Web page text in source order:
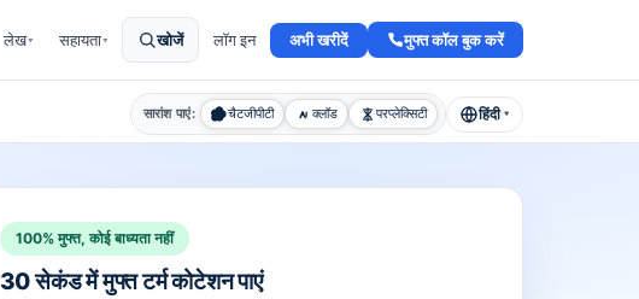
लेख▾ सहायता▾ खोजें लॉग इन अभी खरीदें मुफ्त कॉल बुक करें
सारांश पाएं: चैटजीपीटी क्लॉड परप्लेक्सिटी हिंदी ▾
100% मुफ्त, कोई बाध्यता नहीं
30 सेकंड में मुफ्त टर्म कोटेशन पाएं